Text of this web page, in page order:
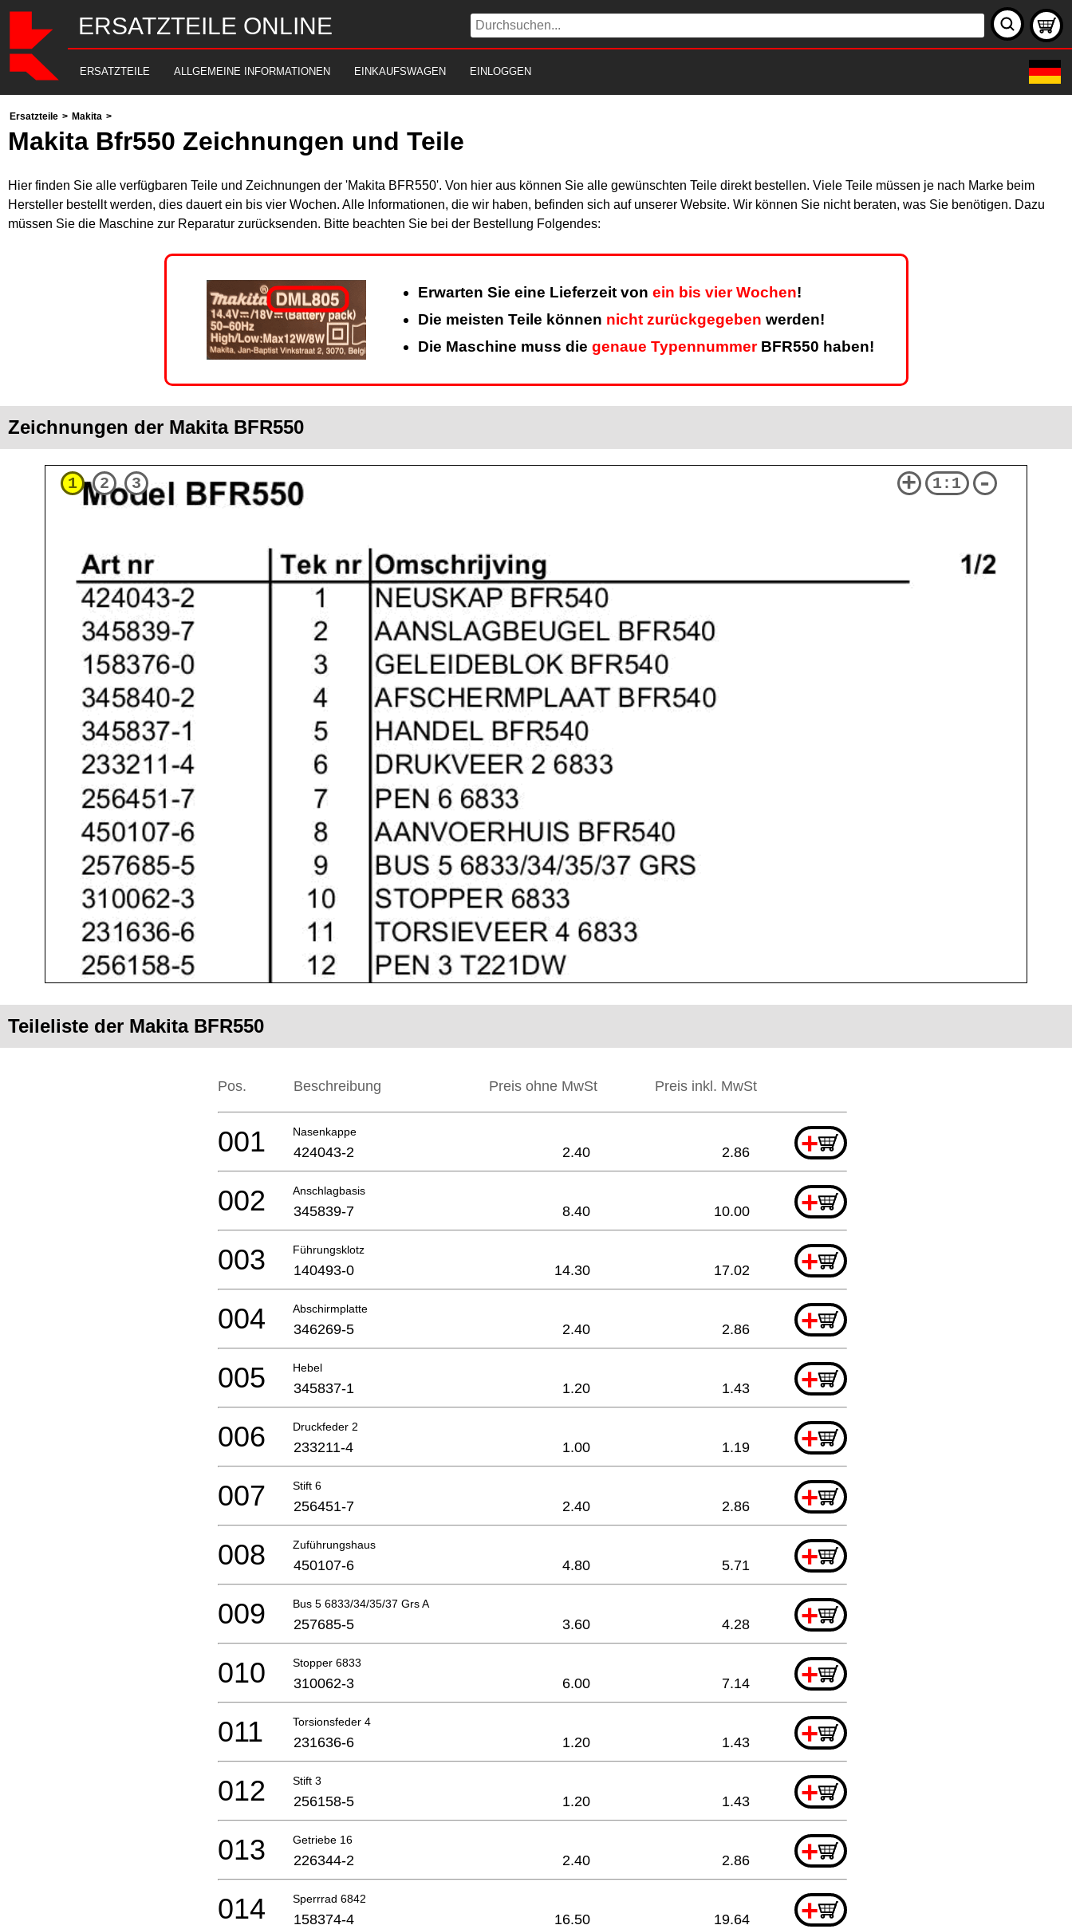
ERSATZTEILE ONLINE
ERSATZTEILE ALLGEMEINE INFORMATIONEN EINKAUFSWAGEN EINLOGGEN
Ersatzteile > Makita >
Makita Bfr550 Zeichnungen und Teile
Hier finden Sie alle verfügbaren Teile und Zeichnungen der 'Makita BFR550'. Von hier aus können Sie alle gewünschten Teile direkt bestellen. Viele Teile müssen je nach Marke beim
Hersteller bestellt werden, dies dauert ein bis vier Wochen. Alle Informationen, die wir haben, befinden sich auf unserer Website. Wir können Sie nicht beraten, was Sie benötigen. Dazu
müssen Sie die Maschine zur Reparatur zurücksenden. Bitte beachten Sie bei der Bestellung Folgendes:
Erwarten Sie eine Lieferzeit von ein bis vier Wochen!
Die meisten Teile können nicht zurückgegeben werden!
Die Maschine muss die genaue TypennummerBFR550 haben!
Zeichnungen der Makita BFR550
1 2 3 + 1:1 -
Teileliste der Makita BFR550
Pos. Beschreibung Preis ohne MwSt Preis inkl. MwSt
Nasenkappe +
001 424043-2 2.40 2.86
Anschlagbasis +
002 345839-7 8.40 10.00
Führungsklotz +
003 140493-0 14.30 17.02
Abschirmplatte +
004 346269-5 2.40 2.86
Hebel +
005 345837-1 1.20 1.43
Druckfeder 2 +
006 233211-4 1.00 1.19
Stift 6 +
007 256451-7 2.40 2.86
Zuführungshaus +
008 450107-6 4.80 5.71
Bus 5 6833/34/35/37 Grs A +
009 257685-5 3.60 4.28
Stopper 6833 +
010 310062-3 6.00 7.14
Torsionsfeder 4 +
011 231636-6 1.20 1.43
Stift 3 +
012 256158-5 1.20 1.43
Getriebe 16 +
013 226344-2 2.40 2.86
Sperrrad 6842 +
014 158374-4 16.50 19.64